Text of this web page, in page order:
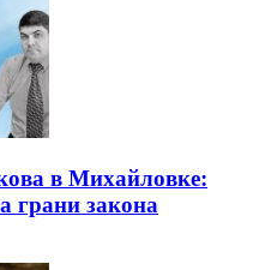
в Михайловке:
грани закона